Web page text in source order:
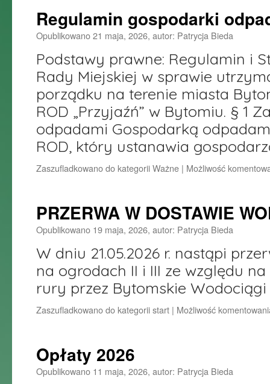
Regulamin gospodarki
Opublikowano21 maja, 2026, autor: Patrycja Bieda
Podstawy prawne: Regulamin i
Rady Miejskiej w sprawie
porządku na terenie miasta
ROD „Przyjaźń” w Bytomiu. § 1
odpadami Gospodarką
ROD, który ustanawia
Zaszufladkowano do kategoriiWażne | Możliwość
PRZERWA W DOSTAWIE
Opublikowano 19 maja, 2026, autor: Patrycja Bieda
W dniu 21.05.2026 r. nastąpi
na ogrodach II i III ze względu
rury przez Bytomskie Wodociągi
Zaszufladkowano do kategoriistart | Możliwość
Opłaty 2026
Opublikowano 11 maja, 2026, autor: Patrycja Bieda